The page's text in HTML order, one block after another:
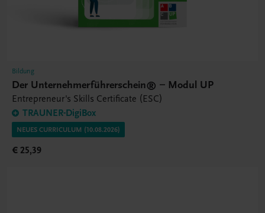
Bildung
Der Unternehmerführerschein® – Modul UP
Entrepreneur's Skills Certificate (ESC)
TRAUNER-DigiBox
NEUES CURRICULUM (10.08.2026)
€ 25,39